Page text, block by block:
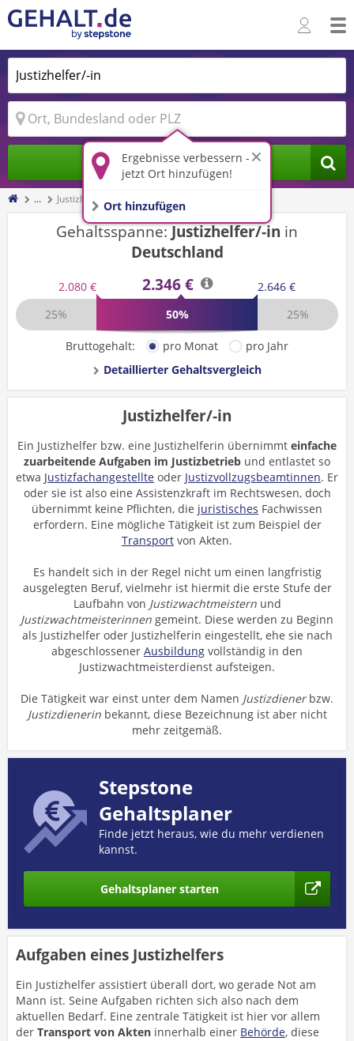
Ergebnisse verbessern -
jetzt Ort hinzufügen!
Ort hinzufügen
Jobs finden
... Justizhelfer/-in
Gehaltsspanne:Justizhelfer/-in in
Deutschland
2.080 € 2.346 €
2.646 €
25%
50% 25%
Bruttogehalt: pro Monat
pro Jahr
Detaillierter Gehaltsvergleich
Justizhelfer/-in
Ein Justizhelfer bzw. eine Justizhelferin übernimmt einfache
zuarbeitende Aufgaben im Justizbetrieb und entlastet so
etwa Justizfachangestellte oder Justizvollzugsbeamtinnen. Er
oder sie ist also eine Assistenzkraft im Rechtswesen, doch
übernimmt keine Pflichten, die juristisches Fachwissen
erfordern. Eine mögliche Tätigkeit ist zum Beispiel der
Transport von Akten.
Es handelt sich in der Regel nicht um einen langfristig
ausgelegten Beruf, vielmehr ist hiermit die erste Stufe der
Laufbahn von Justizwachtmeisternund
Justizwachtmeisterinnen gemeint. Diese werden zu Beginn
als Justizhelfer oder Justizhelferin eingestellt, ehe sie nach
abgeschlossener Ausbildung vollständig in den
Justizwachtmeisterdienst aufsteigen.
Die Tätigkeit war einst unter dem Namen Justizdienerbzw.
Justizdienerinbekannt, diese Bezeichnung ist aber nicht
mehr zeitgemäß.
Stepstone
Gehaltsplaner
Finde jetzt heraus, wie du mehr verdienen
kannst.
Gehaltsplaner starten
Aufgaben eines Justizhelfers
Ein Justizhelfer assistiert überall dort, wo gerade Not am
Mann ist. Seine Aufgaben richten sich also nach dem
aktuellen Bedarf. Eine zentrale Tätigkeit ist hier vor allem
der Transport von Akten innerhalb einer Behörde, diese